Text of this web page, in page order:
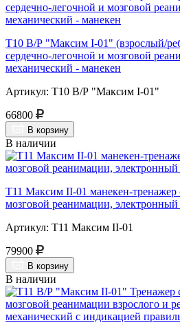
Т10 В/Р "Максим I-01" (взрослый/
сердечно-легочной и мозговой
механический - манекен
Артикул: Т10 В/Р "Максим I-01"
66800
В корзину
В наличии
Т11 Максим II-01 манекен-тренажер
мозговой реанимации, электронный
Артикул: Т11 Максим II-01
79900
В корзину
В наличии